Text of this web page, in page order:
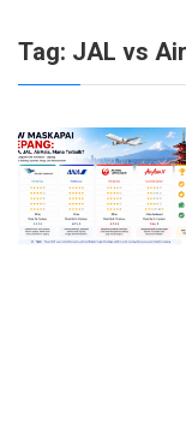
Tag: JAL vs